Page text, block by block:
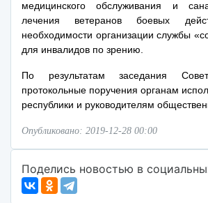
медицинского обслуживания и
лечения ветеранов боевых
необходимости организации службы
для инвалидов по зрению.
По результатам заседания
протокольные поручения органам
республики и руководителям
Опубликовано: 2019-12-28 00:00
Поделись новостью в